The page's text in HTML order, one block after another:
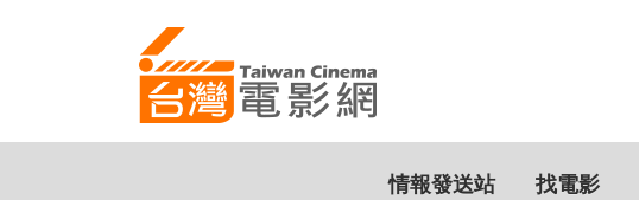
情報發送站 找電影